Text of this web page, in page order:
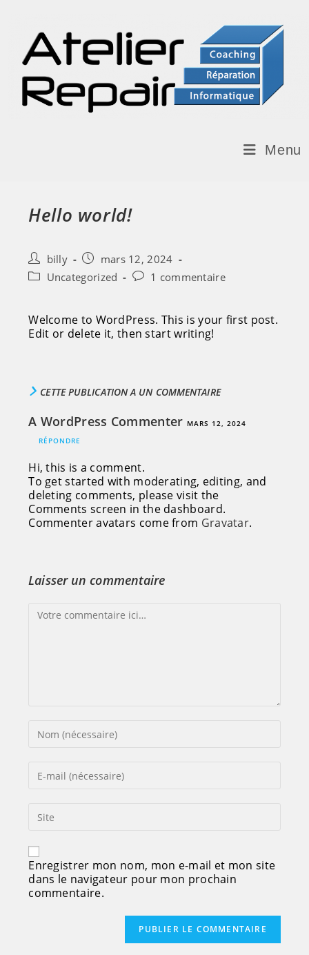
Menu
Hello world!
billy
mars 12, 2024
Uncategorized
1 commentaire
Welcome to WordPress. This is your first post.
Edit or delete it, then start writing!
CETTE PUBLICATION A UN COMMENTAIRE
A WordPress Commenter MARS 12, 2024
RÉPONDRE
Hi, this is a comment.
To get started with moderating, editing, and
deleting comments, please visit the
Comments screen in the dashboard.
Commenter avatars come from Gravatar.
Laisser un commentaire
Enregistrer mon nom, mon e-mail et mon site
dans le navigateur pour mon prochain
commentaire.